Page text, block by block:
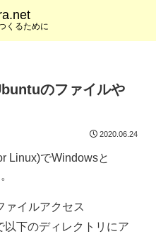
くるために
のファイルや
2020.06.24
Linux)でWindowsと
イルアクセス
以下のディレクトリにア